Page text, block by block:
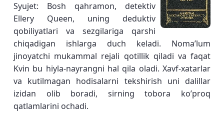
Syujet: Bosh qahramon, detektiv
Ellery Queen, uning deduktiv
qobiliyatlari va sezgilariga qarshi
chiqadigan ishlarga duch keladi. Noma’lum
jinoyatchi mukammal rejali qotillik qiladi va faqat
Kvin bu hiyla-nayrangni hal qila oladi. Xavf-xatarlar
va kutilmagan hodisalarni tekshirish uni dalillar
izidan olib boradi, sirning tobora ko’proq
qatlamlarini ochadi.